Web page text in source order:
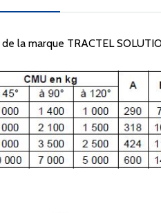
la marque TRACTEL